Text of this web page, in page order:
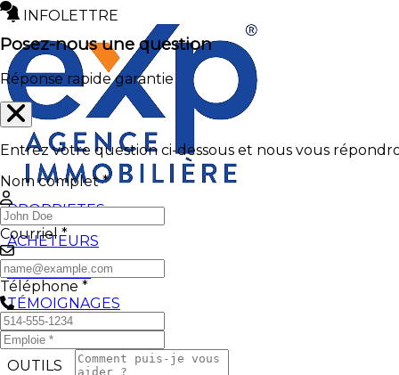
INFOLETTRE
PROPRIETES
ACHETEURS
VENDEURS
TÉMOIGNAGES
BLOGUES
OUTILS
Posez-nous une question
Réponse rapide garantie
Entrez votre question ci-dessous et nous vous
Nom complet *
Courriel *
Téléphone *